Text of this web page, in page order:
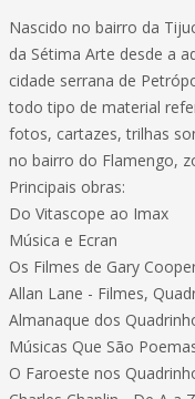
Nascido no bairro da
da Sétima Arte desde a
cidade serrana de
todo tipo de material
fotos, cartazes, trilhas
no bairro do Flamengo,
Principais obras:
Do Vitascope ao Imax
Música e Ecran
Os Filmes de Gary
Allan Lane - Filmes,
Almanaque dos
Músicas Que São
O Faroeste nos